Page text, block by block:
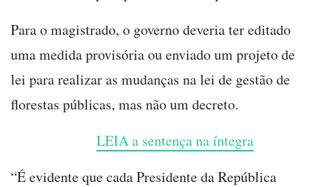
Para o magistrado, o governo deveria ter editado
uma medida provisória ou enviado um projeto de
lei para realizar as mudanças na lei de gestão de
florestas públicas, mas não um decreto.
LEIA a sentença na íntegra
“É evidente que cada Presidente da República